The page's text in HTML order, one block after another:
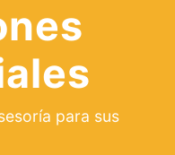
para sus